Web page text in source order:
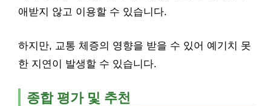
애받지 않고 이용할 수 있습니다.
하지만, 교통 체증의 영향을 받을 수 있어 예기치 못
한 지연이 발생할 수 있습니다.
종합 평가 및 추천